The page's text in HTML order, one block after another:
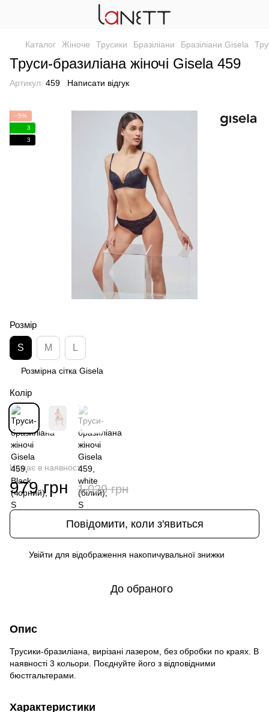
Каталог Жіноче Трусики Бразіліани Бразіліани Gisela
Труси-бразиліана жіночі Gisela 459
Артикул: 459 Написати відгук
−5%
3
3
Розмір
S M L
Розмірна сітка Gisela
Колір
Немає в наявності
979 грн 1 029 грн
Повідомити, коли з'явиться
Увійти для відображення накопичувальної знижки
До обраного
Опис
Трусики-бразиліана, вирізані лазером, без обробки по краях. В
наявності 3 кольори. Поєднуйте його з відповідними
бюстгальтерами.
Характеристики